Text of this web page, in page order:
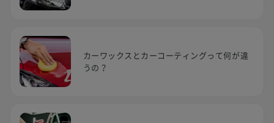
カーワックスとカーコーティングって何が違
うの？